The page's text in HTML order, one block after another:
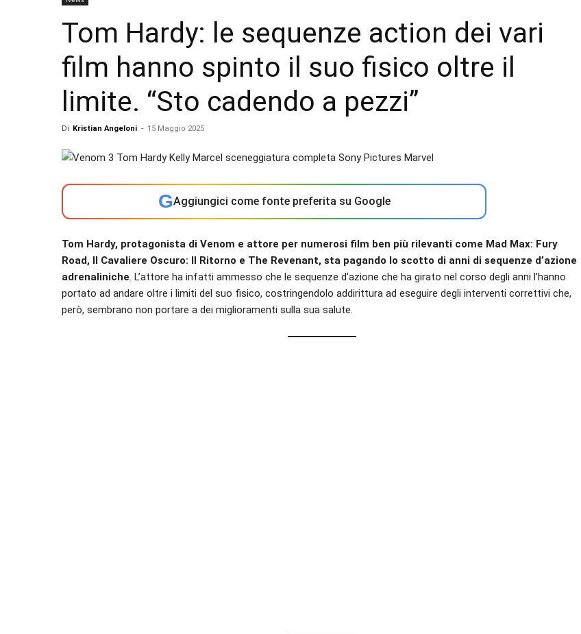
Tom Hardy: le sequenze action dei vari
film hanno spinto il suo fisico oltre il
limite. “Sto cadendo a pezzi”
Di Kristian Angeloni - 15 Maggio 2025
GAggiungici come fonte preferita su Google
Tom Hardy, protagonista di Venom e attore per numerosi film ben più rilevanti come Mad Max: Fury
Road, Il Cavaliere Oscuro: Il Ritorno e The Revenant, sta pagando lo scotto di anni di sequenze d’azione
adrenaliniche. L’attore ha infatti ammesso che le sequenze d’azione che ha girato nel corso degli anni l’hanno
portato ad andare oltre i limiti del suo fisico, costringendolo addirittura ad eseguire degli interventi correttivi che,
però, sembrano non portare a dei miglioramenti sulla sua salute.